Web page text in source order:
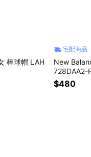
棒球帽 LAH
宅配商品
New
728DAA2-
$480